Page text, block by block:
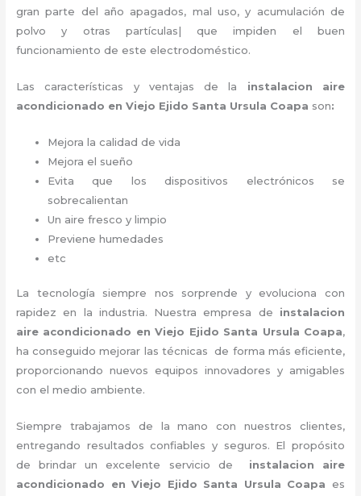
gran parte del año apagados, mal uso, y acumulación de
polvo y otras partículas| que impiden el buen
funcionamiento de este electrodoméstico.
Las características y ventajas de la instalacion aire
acondicionado en Viejo Ejido Santa Ursula Coapa son:
Mejora la calidad de vida
Mejora el sueño
Evita que los dispositivos electrónicos se
sobrecalientan
Un aire fresco y limpio
Previene humedades
etc
La tecnología siempre nos sorprende y evoluciona con
rapidez en la industria. Nuestra empresa de instalacion
aire acondicionado en Viejo Ejido Santa Ursula Coapa,
ha conseguido mejorar las técnicas de forma más eficiente,
proporcionando nuevos equipos innovadores y amigables
con el medio ambiente.
Siempre trabajamos de la mano con nuestros clientes,
entregando resultados confiables y seguros. El propósito
de brindar un excelente servicio de instalacion aire
acondicionado en Viejo Ejido Santa Ursula Coapa es